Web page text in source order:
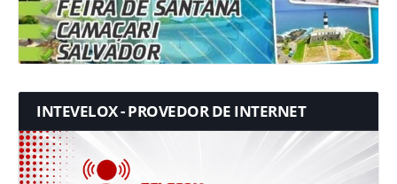
INTEVELOX - PROVEDOR DE INTERNET